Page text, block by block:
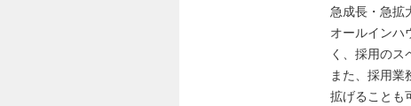
急成長・急拡
オールインハ
く、採用のス
また、採用業
拡げることも